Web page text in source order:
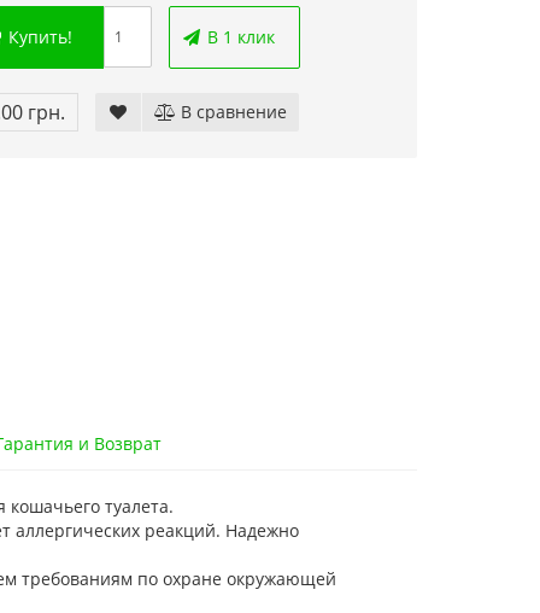
Купить! В 1 клик
грн. В сравнение
и Возврат
туалета.
аллергических реакций. Надежно
требованиям по охране окружающей